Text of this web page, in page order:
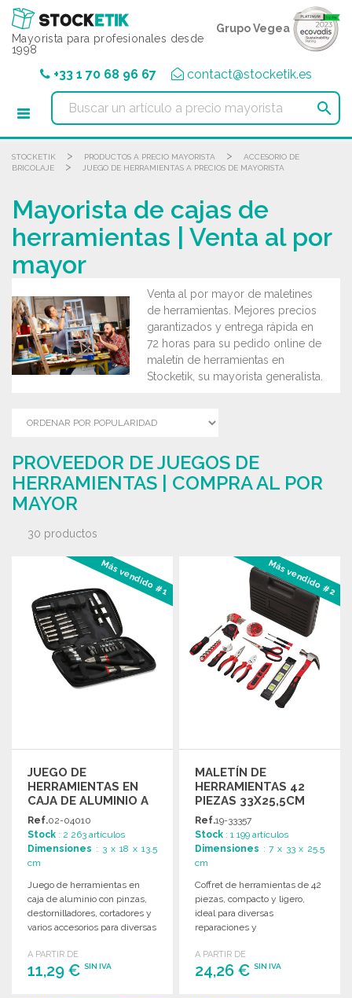
Mayorista para profesionales desde
1998
Grupo Vegea
+33 1 70 68 96 67 contact@stocketik.es

STOCKETIK > PRODUCTOS A PRECIO MAYORISTA >
ACCESORIO DE
BRICOLAJE
> JUEGO DE HERRAMIENTAS A PRECIOS DE MAYORISTA
Mayorista de cajas de
herramientas | Venta al por
mayor
Venta al por mayor de maletines
de herramientas. Mejores precios
garantizados y entrega rápida en
72 horas para su pedido online de
maletín de herramientas en
Stocketik, su mayorista generalista.
PROVEEDOR DE JUEGOS DE
HERRAMIENTAS | COMPRA AL POR
MAYOR
30 productos
Más vendido #1
JUEGO DE
HERRAMIENTAS EN
CAJA DE ALUMINIO A
PRECIOS DE
MAYORISTA
Ref.02-04010
Stock : 2 263 artículos
Dimensiones : 3 x 18 x 13.5
cm
Juego de herramientas en
caja de aluminio con pinzas,
destornilladores, cortadores y
varios accesorios para diversas
A PARTIR DE
11,29 € SIN IVA
Más vendido #2
MALETÍN DE
HERRAMIENTAS 42
PIEZAS 33X25,5CM
Ref.19-33357
Stock : 1 199 artículos
Dimensiones : 7 x 33 x 25.5
cm
Coffret de herramientas de 42
piezas, compacto y ligero,
ideal para diversas
reparaciones y
taller.
A PARTIR DE
24,26 €SIN IVA
Panel de gestión de cookies